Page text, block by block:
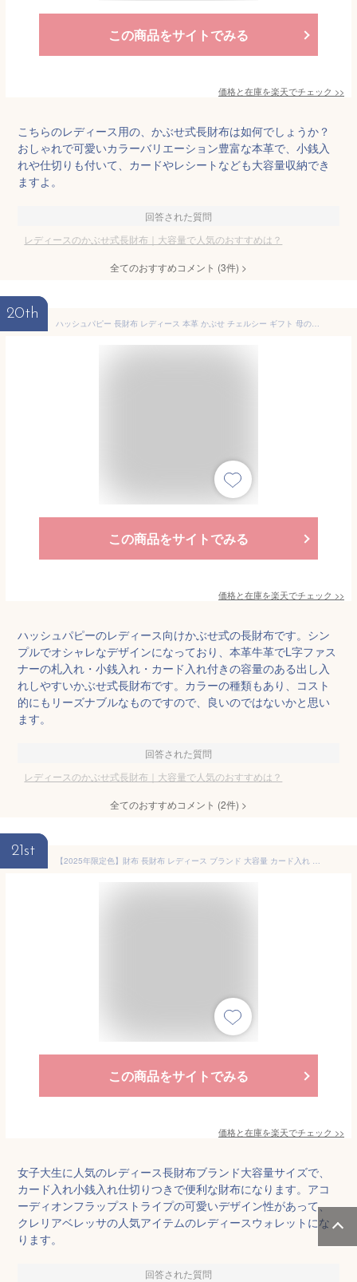
この商品をサイトでみる
価格と在庫を楽天でチェック >>
こちらのレディース用の、かぶせ式長財布は如何でしょうか？
おしゃれで可愛いカラーバリエーション豊富な本革で、小銭入
れや仕切りも付いて、カードやレシートなども大容量収納でき
ますよ。
回答された質問
レディースのかぶせ式長財布｜大容量で人気のおすすめは？
全てのおすすめコメント (3件) >
20th
ハッシュパピー 長財布 レディース 本革 かぶせ チェルシー ギフト 母の日 学生 社会人 プチプラ キャッシュレス
この商品をサイトでみる
価格と在庫を楽天でチェック >>
ハッシュパピーのレディース向けかぶせ式の長財布です。シン
プルでオシャレなデザインになっており、本革牛革でL字ファス
ナーの札入れ・小銭入れ・カード入れ付きの容量のある出し入
れしやすいかぶせ式長財布です。カラーの種類もあり、コスト
的にもリーズナブルなものですので、良いのではないかと思い
ます。
回答された質問
レディースのかぶせ式長財布｜大容量で人気のおすすめは？
全てのおすすめコメント (2件) >
21st
【2025年限定色】財布 長財布 レディース ブランド 大容量 カード入れ おしゃれ 大きめ アコーディオン フラップ ストライプ かわいい 合皮 小銭入れ 仕切り かぶせ 人気 Clelia クレリア ベレッサ cl-10262 送料無料 金運 C8 開運
この商品をサイトでみる
価格と在庫を楽天でチェック >>
女子大生に人気のレディース長財布ブランド大容量サイズで、
カード入れ小銭入れ仕切りつきで便利な財布になります。アコ
ーディオンフラップストライプの可愛いデザイン性があって、
クレリアベレッサの人気アイテムのレディースウォレットにな
ります。
回答された質問